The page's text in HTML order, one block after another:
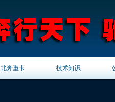
北奔重卡 技术知识